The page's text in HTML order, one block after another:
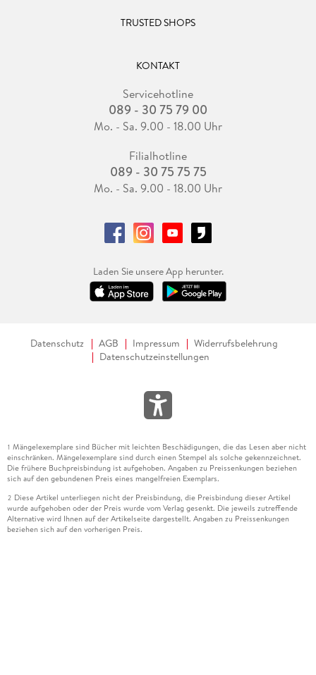
TRUSTED SHOPS
KONTAKT
Servicehotline
089 - 30 75 79 00
Mo. - Sa. 9.00 - 18.00 Uhr
Filialhotline
089 - 30 75 75 75
Mo. - Sa. 9.00 - 18.00 Uhr
Laden Sie unsere App herunter.
Datenschutz AGB Impressum
Widerrufsbelehrung
Datenschutzeinstellungen
1 Mängelexemplare sind Bücher mit leichten Beschädigungen, die das Lesen aber nicht
einschränken. Mängelexemplare sind durch einen Stempel als solche gekennzeichnet.
Die frühere Buchpreisbindung ist aufgehoben. Angaben zu Preissenkungen beziehen
sich auf den gebundenen Preis eines mangelfreien Exemplars.
2 Diese Artikel unterliegen nicht der Preisbindung, die Preisbindung dieser Artikel
wurde aufgehoben oder der Preis wurde vom Verlag gesenkt. Die jeweils zutreffende
Alternative wird Ihnen auf der Artikelseite dargestellt. Angaben zu Preissenkungen
beziehen sich auf den vorherigen Preis.